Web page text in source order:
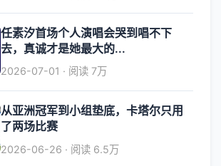
任素汐首场个人演唱会哭到唱不下
去，真诚才是她最大的...
2026-07-01 · 阅读 7万
从亚洲冠军到小组垫底，卡塔尔只用
了两场比赛
2026-06-26 · 阅读 6.5万